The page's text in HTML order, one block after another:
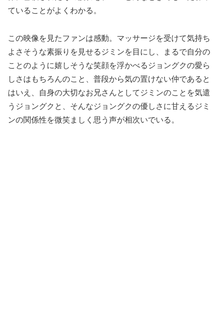
ていることがよくわかる。
この映像を見たファンは感動。マッサージを受けて気持ち
よさそうな素振りを見せるジミンを目にし、まるで自分の
ことのように嬉しそうな笑顔を浮かべるジョングクの愛ら
しさはもちろんのこと、普段から気の置けない仲であると
はいえ、自身の大切なお兄さんとしてジミンのことを気遣
うジョングクと、そんなジョングクの優しさに甘えるジミ
ンの関係性を微笑ましく思う声が相次いでいる。